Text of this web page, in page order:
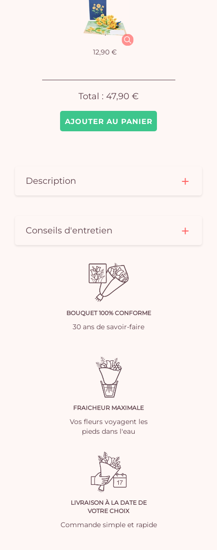
AJOUTER AU PANIER
12,90 €
Total : 47,90 €
Description
Conseils d'entretien
BOUQUET 100% CONFORME
30 ans de savoir-faire
FRAICHEUR MAXIMALE
Vos fleurs voyagent les
pieds dans l'eau
LIVRAISON À LA DATE DE
VOTRE CHOIX
Commande simple et rapide